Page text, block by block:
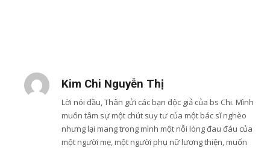
Kim Chi Nguyễn Thị
Lời nói đầu, Thân gửi các bạn độc giả của bs Chi. Mình
muốn tâm sự một chút suy tư của một bác sĩ nghèo
nhưng lại mang trong mình một nỗi lòng đau đáu của
một người mẹ, một người phụ nữ lương thiện, muốn